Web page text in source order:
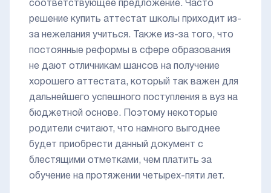
соответствующее предложение. Часто
решение купить аттестат школы приходит из-
за нежелания учиться. Также из-за того, что
постоянные реформы в сфере образования
не дают отличникам шансов на получение
хорошего аттестата, который так важен для
дальнейшего успешного поступления в вуз на
бюджетной основе. Поэтому некоторые
родители считают, что намного выгоднее
будет приобрести данный документ с
блестящими отметками, чем платить за
обучение на протяжении четырех-пяти лет.